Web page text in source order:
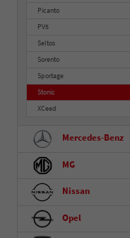
Picanto
PV5
Seltos
Sorento
Sportage
Stonic
XCeed
Mercedes-Benz
MG
Nissan
Opel